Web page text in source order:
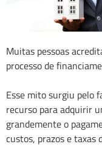
Muitas pessoas
processo de
Esse mito surgiu pelo
recurso para adquirir
grandemente o
custos, prazos e taxas